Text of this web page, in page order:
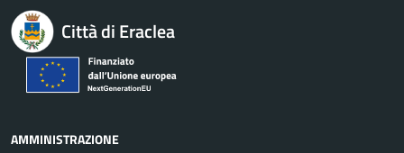
Città di Eraclea
AMMINISTRAZIONE